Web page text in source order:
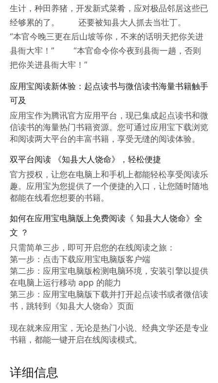
生计，种田养猪，开发新式菜肴，应对极品邻居这些已
经够累的了。 还要被知县大人抓去当壮丁。
“本官今晚三更在后山坡等你，不来的话明天把你关进
县衙大牢！” “本官命令你今夜到县衙一趟，否则
把你关进县衙大牢！”
应用宝阅读新体验：起点读书与微信读书海量书籍触手
可及
应用宝作为腾讯官方应用平台，现已集成起点读书和微
信读书的海量热门书籍资源。您可通过应用宝下载浏览
和阅读两大平台的丰富书籍，享受无缝的阅读体验。
双平台阅读 《知县大人饶命》，轻松便捷
官方授权，让您在电脑上和手机上都能轻松享受阅读乐
趣。应用宝为您提供了一个便捷的入口，让您随时随地
都能在线看您想要的书籍。
如何在应用宝电脑版上免费阅读《 知县大人饶命》全
文 ？
只需简单三步，即可开启您的在线阅读之旅：
第一步：点击下载应用宝电脑版客户端
第二步：应用宝电脑版检测电脑环境，安装引擎以提供
在电脑上运行移动 app 的能力
第三步：应用宝电脑版下载并打开起点读书或者微信读
书，跳转到《知县大人饶命》页面
现在就来应用宝，无论是热门小说、经典文学还是专业
书籍，都能一键开启在线阅读模式。
详细信息